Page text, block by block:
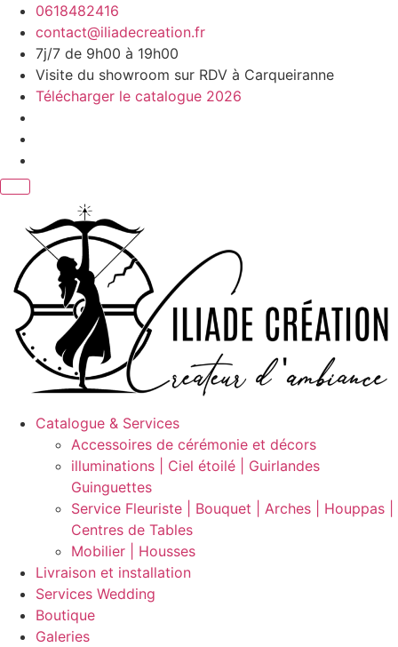
Aller
contenu
0618482416
contact@iliadecreation.fr
7j/7 de 9h00 à 19h00
Visite du showroom sur RDV à Carqueiranne
Télécharger le catalogue 2026
Catalogue & Services
Accessoires de cérémonie et décors
illuminations | Ciel étoilé | Guirlandes
Guinguettes
Service Fleuriste | Bouquet | Arches | Houppas |
Centres de Tables
Mobilier | Housses
Livraison et installation
Services Wedding
Boutique
Galeries